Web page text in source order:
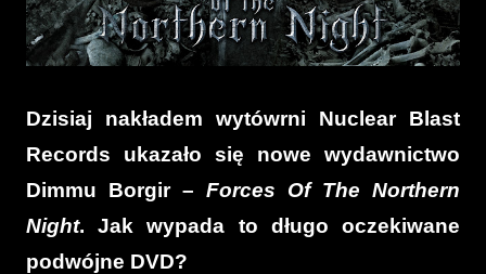
Dzisiaj nakładem wytówrni Nuclear Blast
Records ukazało się nowe wydawnictwo
Dimmu Borgir – Forces Of The Northern
Night. Jak wypada to długo oczekiwane
podwójne DVD?